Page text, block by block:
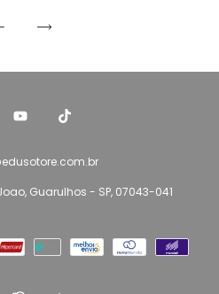
Guarulhos - SP, 07043-041